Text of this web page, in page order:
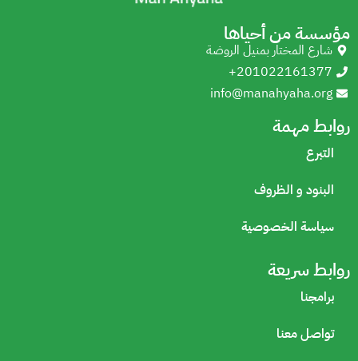
مؤسسة من أحياها
شارع المختار بمنيل الروضة
+201022161377
info@manahyaha.org
روابط مهمة
التبرع
البنود و الظروف
سياسة الخصوصية
روابط سريعة
برامجنا
تواصل معنا